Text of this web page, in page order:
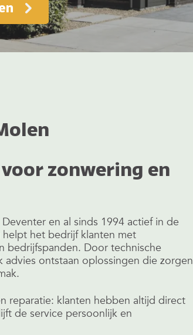
zonwering en
en al sinds 1994 actief in de
het bedrijf klanten met
bedrijfspanden. Door technische
ontstaan oplossingen die zorgen
reparatie: klanten hebben altijd direct
de service persoonlijk en